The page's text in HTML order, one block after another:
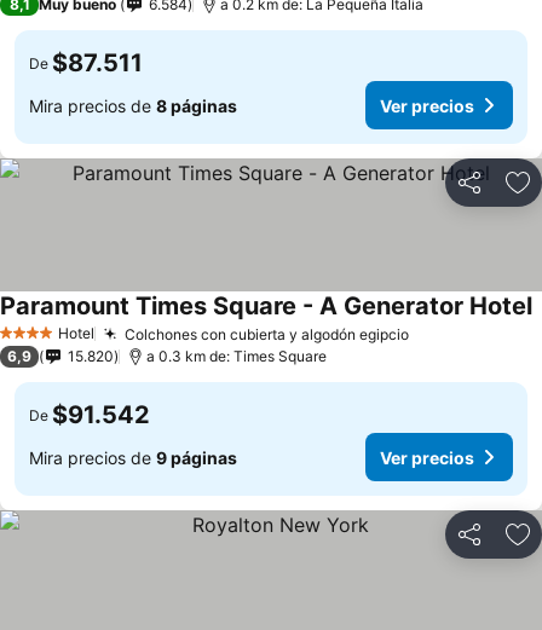
8,1 Muy bueno 6.584 a 0.2 km de: La Pequeña Italia
De $87.511
Mira precios de 8 páginas Ver precios
Compartir
4 EstrellasHotel Colchones con cubierta y algodón egipcio
Paramount Times Square - A Generator Hotel
6,9 15.820 a 0.3 km de: Times Square
De $91.542
Mira precios de 9 páginas Ver precios
Compartir